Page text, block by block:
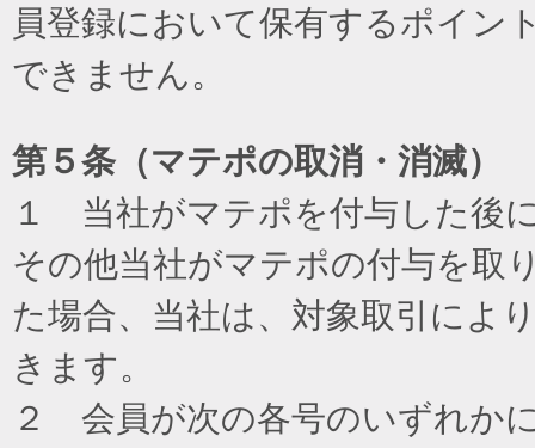
員登録において保有するポイン
できません。
第５条（マテポの取消・消滅）
１ 当社がマテポを付与した後
その他当社がマテポの付与を取
た場合、当社は、対象取引によ
きます。
２ 会員が次の各号のいずれか